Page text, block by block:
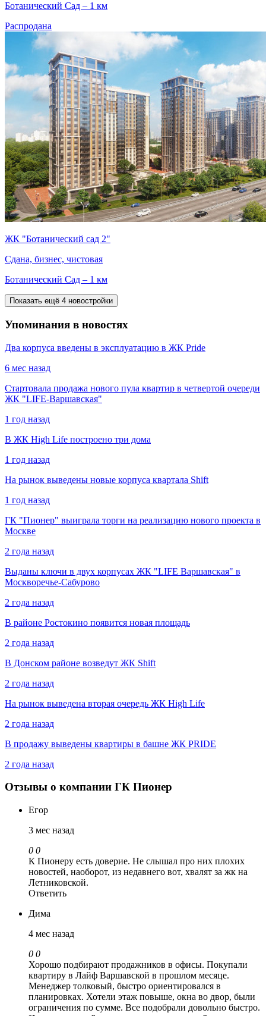
Ботанический Сад – 1 км
Распродана
ЖК "Ботанический сад 2"
Сдана, бизнес, чистовая
Ботанический Сад – 1 км
Показать ещё 4 новостройки
Упоминания в новостях
Два корпуса введены в эксплуатацию в ЖК Pride
6 мес назад
Стартовала продажа нового пула квартир в четвертой очереди
ЖК "LIFE-Варшавская"
1 год назад
В ЖК High Life построено три дома
1 год назад
На рынок выведены новые корпуса квартала Shift
1 год назад
ГК "Пионер" выиграла торги на реализацию нового проекта в
Москве
2 года назад
Выданы ключи в двух корпусах ЖК "LIFE Варшавская" в
Москворечье-Сабурово
2 года назад
В районе Ростокино появится новая площадь
2 года назад
В Донском районе возведут ЖК Shift
2 года назад
На рынок выведена вторая очередь ЖК High Life
2 года назад
В продажу выведены квартиры в башне ЖК PRIDE
2 года назад
Отзывы о компании ГК Пионер
Егор
3 мес назад
0 0
К Пионеру есть доверие. Не слышал про них плохих
новостей, наоборот, из недавнего вот, хвалят за жк на
Летниковской.
Ответить
Дима
4 мес назад
0 0
Хорошо подбирают продажников в офисы. Покупали
квартиру в Лайф Варшавской в прошлом месяце.
Менеджер толковый, быстро ориентировался в
планировках. Хотели этаж повыше, окна во двор, были
ограничения по сумме. Все подобрали довольно быстро.